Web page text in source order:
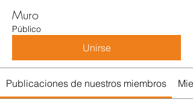
Muro
Público
Unirse
Publicaciones de nuestros miembros